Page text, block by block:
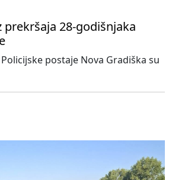
prekršaja 28-godišnjaka
postaje Nova Gradiška su